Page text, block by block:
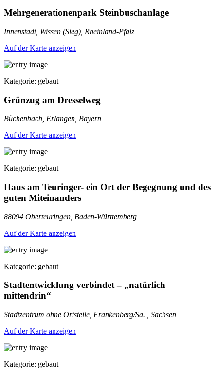
Mehrgenerationenpark Steinbuschanlage
Innenstadt, Wissen (Sieg), Rheinland-Pfalz
Auf der Karte anzeigen
Kategorie: gebaut
Grünzug am Dresselweg
Büchenbach, Erlangen, Bayern
Auf der Karte anzeigen
Kategorie: gebaut
Haus am Teuringer- ein Ort der Begegnung und des
guten Miteinanders
88094 Oberteuringen, Baden-Württemberg
Auf der Karte anzeigen
Kategorie: gebaut
Stadtentwicklung verbindet – „natürlich
mittendrin“
Stadtzentrum ohne Ortsteile, Frankenberg/Sa. , Sachsen
Auf der Karte anzeigen
Kategorie: gebaut